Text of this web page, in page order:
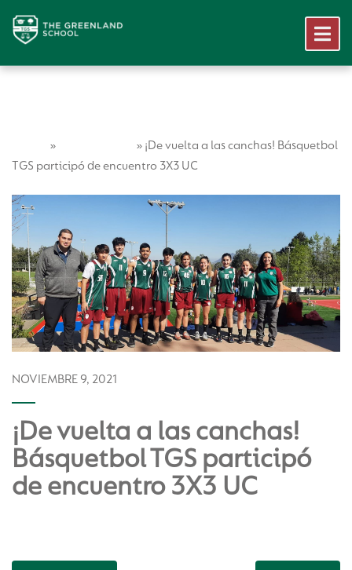
» » ¡De vuelta a las canchas! Básquetbol
TGS participó de encuentro 3X3 UC
NOVIEMBRE 9, 2021
¡De vuelta a las canchas!
Básquetbol TGS participó
de encuentro 3X3 UC